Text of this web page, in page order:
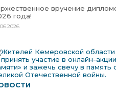
вручение
года!